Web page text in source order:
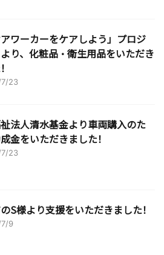
ワーカーをケアしよう」プロジ
り、化粧品・衛生用品をいただき
23
法人清水基金より車両購入のた
金をいただきました！
23
S様より支援をいただきました！
7/9